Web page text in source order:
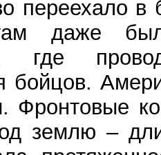
переехало
даже
где
бойцов.
Фронтовые
землю –